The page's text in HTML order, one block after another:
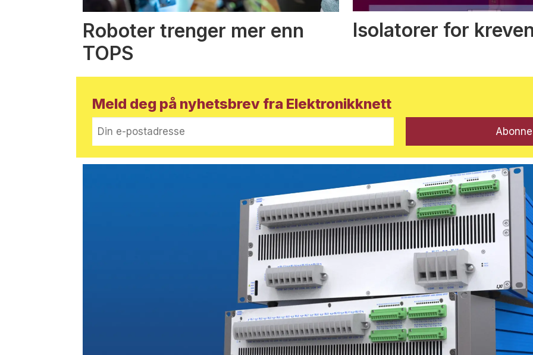
Roboter trenger mer enn
TOPS
Isolatorer for
Meld deg på nyhetsbrev fra Elektronikknett